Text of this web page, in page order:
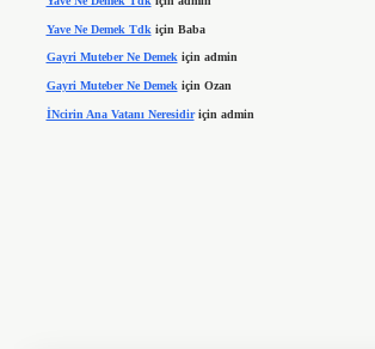
Yave Ne Demek Tdk için Baba
Gayri Muteber Ne Demekiçin admin
Gayri Muteber Ne Demek için Ozan
İNcirin Ana Vatanı Neresidiriçin admin